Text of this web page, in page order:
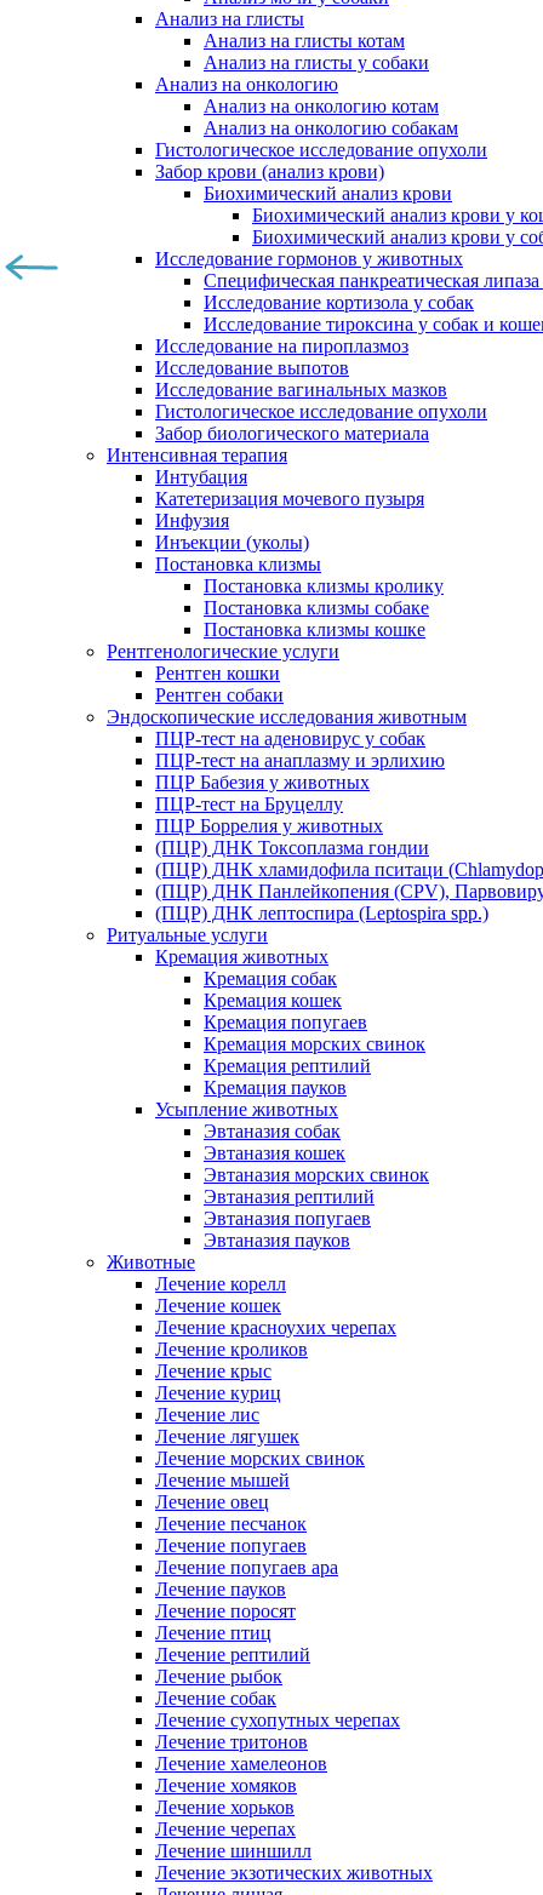
Анализ на глисты
Анализ на глисты котам
Анализ на глисты у собаки
Анализ на онкологию
Анализ на онкологию котам
Анализ на онкологию собакам
Гистологическое исследование опухоли
Забор крови (анализ крови)
Биохимический анализ крови
Биохимический анализ крови у
Биохимический анализ крови у
Исследование гормонов у животных
Специфическая панкреатическая
Исследование кортизола у собак
Исследование тироксина у собак и
Исследование на пироплазмоз
Исследование выпотов
Исследование вагинальных мазков
Гистологическое исследование опухоли
Забор биологического материала
Интенсивная терапия
Интубация
Катетеризация мочевого пузыря
Инфузия
Инъекции (уколы)
Постановка клизмы
Постановка клизмы кролику
Постановка клизмы собаке
Постановка клизмы кошке
Рентгенологические услуги
Рентген кошки
Рентген собаки
Эндоскопические исследования животным
ПЦР-тест на аденовирус у собак
ПЦР-тест на анаплазму и эрлихию
ПЦР Бабезия у животных
ПЦР-тест на Бруцеллу
ПЦР Боррелия у животных
(ПЦР) ДНК Токсоплазма гондии
(ПЦР) ДНК хламидофила пситаци
(ПЦР) ДНК Панлейкопения (CPV),
(ПЦР) ДНК лептоспира (Leptospira spp.)
Ритуальные услуги
Кремация животных
Кремация собак
Кремация кошек
Кремация попугаев
Кремация морских свинок
Кремация рептилий
Кремация пауков
Усыпление животных
Эвтаназия собак
Эвтаназия кошек
Эвтаназия морских свинок
Эвтаназия рептилий
Эвтаназия попугаев
Эвтаназия пауков
Животные
Лечение корелл
Лечение кошек
Лечение красноухих черепах
Лечение кроликов
Лечение крыс
Лечение куриц
Лечение лис
Лечение лягушек
Лечение морских свинок
Лечение мышей
Лечение овец
Лечение песчанок
Лечение попугаев
Лечение попугаев ара
Лечение пауков
Лечение поросят
Лечение птиц
Лечение рептилий
Лечение рыбок
Лечение собак
Лечение сухопутных черепах
Лечение тритонов
Лечение хамелеонов
Лечение хомяков
Лечение хорьков
Лечение черепах
Лечение шиншилл
Лечение экзотических животных